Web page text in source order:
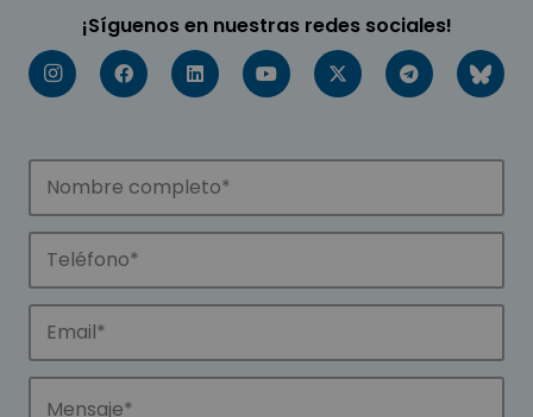
¡Síguenos en nuestras redes sociales!